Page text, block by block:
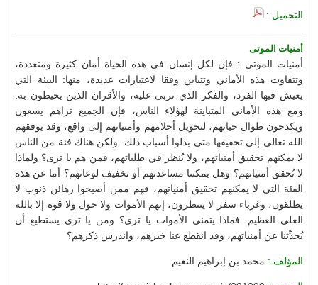
التحميل :
أمنيات الموتى
أمنيات الموتى : فإن لكل إنسان في هذه الحياة أمان كثيرة ومتعددة،
وتتفاوت هذه الأماني وتتباين وفقا لاعتبارات عديدة، منها: البيئة التي
يعيش فيها الفرد، والفكر الذي تربى عليه، والأقران الذين يحيطون به.
ومع هذه الأماني المتباينة لهؤلاء الناس، فإن الجميع تراهم يسعون
ويكدحون طوال حياتهم، لتحويل أحلامهم وأمنياتهم إلى واقع، وقد يوفقهم
الله تعالى إلى تحقيقها متى بذلوا أسباب ذلك. ولكن هناك فئة من الناس
لا يمكنهم تحقيق أمنياتهم، ولا يُنظر في طلباتهم، فمن هم يا ترى؟ ولماذا
لا تُحقق أمنياتهم؟ وهل يمكننا مساعدتهم أو تخفيف لوعاتهم؟ أما عن هذه
الفئة التي لا يمكنهم تحقيق أمنياتهم، فهم ممن أصبحوا رهائن ذنوب لا
يطلقون، وغرباء سفر لا ينتظرون، إنهم الأموات ولا حول ولا قوة إلا بالله
العلي العظيم. فماذا يتمنى الأموات يا ترى؟ ومن يا ترى يستطيع أن
يُحدِّثنا عن أمنياتهم، وقد انقطع عنا خبرهم، واندرس ذكرهم؟
المؤلف : محمد بن إبراهيم النعيم